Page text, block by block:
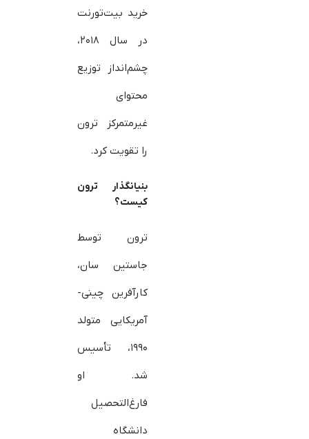
خرید بیت‌تورنت
در سال ۲۰۱۸،
چشم‌انداز توزیع
محتوای
غیرمتمرکز ترون
را تقویت کرد.
بنیانگذار ترون
کیست؟
ترون توسط
جاستین سان،
کارآفرین چینی-
آمریکایی متولد
۱۹۹۰، تأسیس
شد. او
فارغ‌التحصیل
دانشگاه